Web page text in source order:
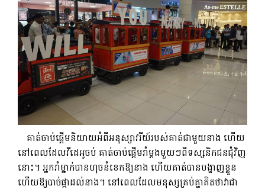
គាត់ចាប់ផ្តើមនិយាយអំពីអនុស្សាវរីយ៍របស់គាត់ជាមួយនាង ហើយ
នៅពេលដែលវីដេអូចប់ គាត់ចាប់ផ្តើមរាំម្តងមួយៗពីទស្សនិកជនជុំវិញ
នោះ។ អ្នករាំម្នាក់បានហុចនំខេកឱ្យនាង ហើយគាត់បានបង្ហាញខ្លួន
ហើយឱ្យបាច់ផ្កាដល់នាង។ នៅពេលដែលមនុស្សគ្រប់គ្នាគិតថាវាជា